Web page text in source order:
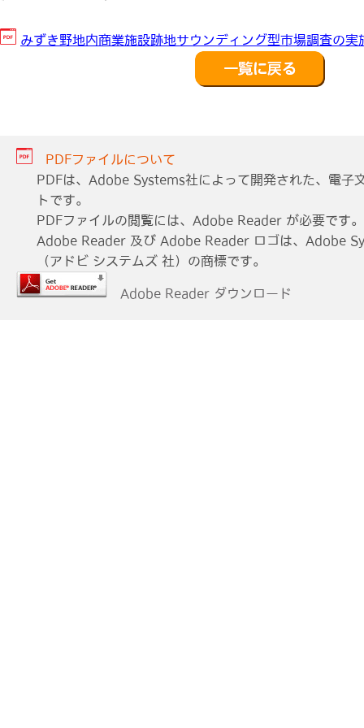
みずき野地内商業施設跡地サウンディング型市場調査の実
PDFファイルについて
PDFは、Adobe Systems社によって開発された、電子
トです。
PDFファイルの閲覧には、Adobe Reader が必要です。
Adobe Reader 及び Adobe Reader ロゴは、Adobe
（アドビ システムズ 社）の商標です。
Adobe Reader ダウンロード